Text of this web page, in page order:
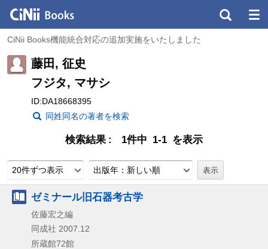
CiNii Books機能統合対応の追加実施をいたしました
藤田, 征史
フジタ, マサシ
ID:DA18668395
同姓同名の著者を検索
検索結果 1件中 1-1 を表示
20件ずつ表示 出版年：新しい順
ゼミナール旧石器考古学
佐藤宏之編
同成社 2007.12
所蔵館72館